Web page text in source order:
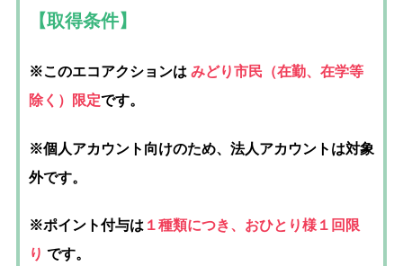
【取得条件】
※このエコアクションは みどり市民（在勤、在学等
除く）限定です。
※個人アカウント向けのため、法人アカウントは対象
外です。
※ポイント付与は １種類につき、おひとり様１回限
り です。